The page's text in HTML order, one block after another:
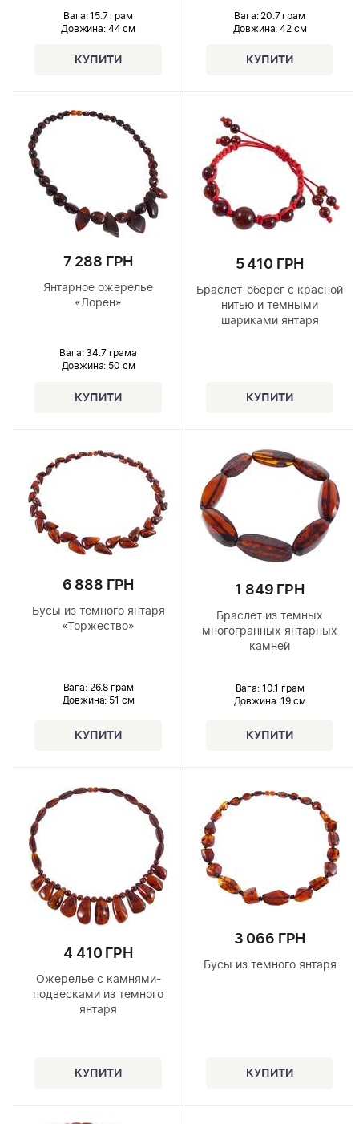
Вага: 15.7 грам
Довжина:44 см
Вага: 20.7 грам
Довжина: 42 см
7 288 ГРН
Янтарное ожерелье
«Лорен»
Вага: 34.7 грама
Довжина: 50 см
5 410 ГРН
Браслет-оберег с красной
нитью и темными
шариками янтаря
6 888 ГРН
Бусы из темного янтаря
«Торжество»
Вага: 26.8 грам
Довжина: 51 см
1 849 ГРН
Браслет из темных
многогранных янтарных
камней
Вага: 10.1 грам
Довжина: 19 см
4 410 ГРН
Ожерелье с камнями-
подвесками из темного
янтаря
3 066 ГРН
Бусы из темного янтаря